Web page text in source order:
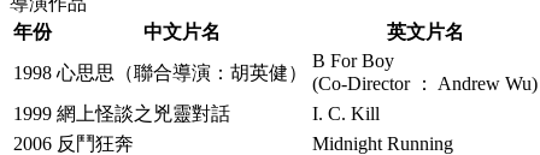
年份
中文片名
英文片名
1998 心思思（聯合導演：胡英健）
B For Boy
(Co-Director ： Andrew Wu)
1999 網上怪談之兇靈對話
I. C. Kill
2006 反鬥狂奔 Midnight Running